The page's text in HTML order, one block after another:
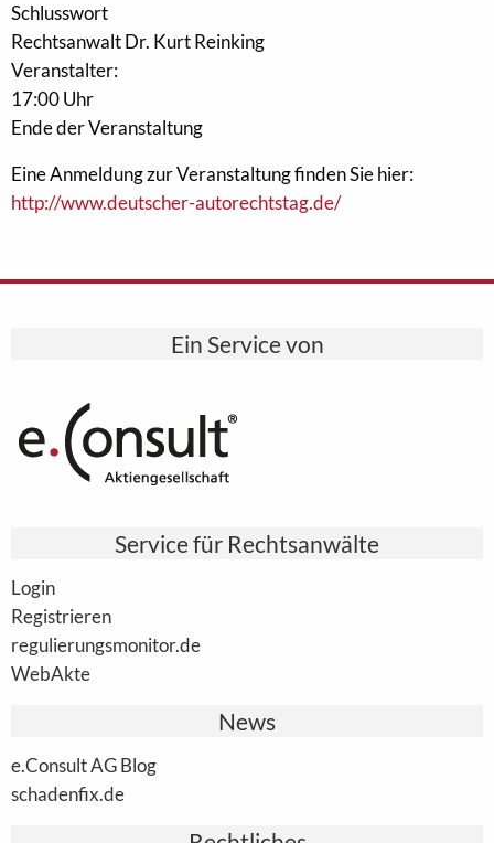
Schlusswort
Rechtsanwalt Dr. Kurt Reinking
Veranstalter:
17:00 Uhr
Ende der Veranstaltung
Eine Anmeldung zur Veranstaltung finden Sie hier:
http://www.deutscher-autorechtstag.de/
Ein Service von
Service für Rechtsanwälte
Login
Registrieren
regulierungsmonitor.de
WebAkte
News
e.Consult AG Blog
schadenfix.de